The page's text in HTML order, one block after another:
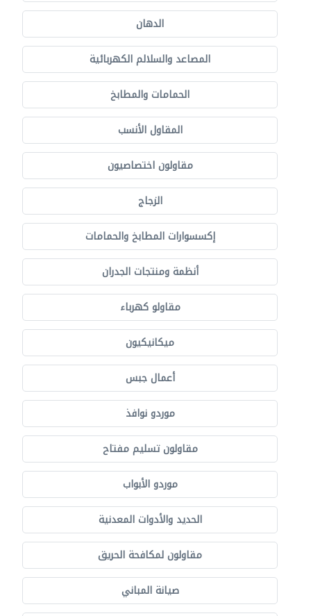
الدهان
المصاعد والسلالم الكهربائية
الحمامات والمطابخ
المقاول الأنسب
مقاولون اختصاصيون
الزجاج
إكسسوارات المطابخ والحمامات
أنظمة ومنتجات الجدران
مقاولو كهرباء
ميكانيكيون
أعمال جبس
موردو نوافذ
مقاولون تسليم مفتاح
موردو الأبواب
الحديد والأدوات المعدنية
مقاولون لمكافحة الحريق
صيانة المباني